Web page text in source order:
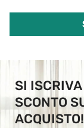
SI
SCONTO
ACQUISTO!